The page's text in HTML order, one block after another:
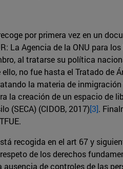
por primera vez en un
La Agencia de la ONU para
al tratarse su política
ello, no fue hasta el Tratado
la materia de
la creación de un espacio de
(SECA) (CIDOB, 2017)[3].
recogida en el art 67 y
de los derechos
de controles de las